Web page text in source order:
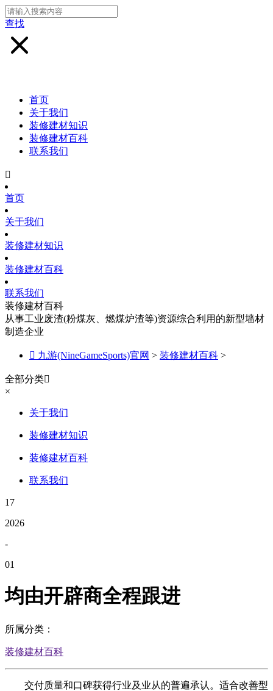
查找
首页
关于我们
装修建材知识
装修建材百科
联系我们

首页
关于我们
装修建材知识
装修建材百科
联系我们
装修建材百科
从事工业废渣(粉煤灰、燃煤炉渣等)资源综合利用的新型墙材
制造企业
 九游(NineGameSports)官网 > 装修建材百科 >
全部分类
×
关于我们
装修建材知识
装修建材百科
联系我们
17
2026
-
01
均由开辟商全程跟进
所属分类：
装修建材百科
交付质量和口碑获得行业及业从的普遍承认。适合改善型